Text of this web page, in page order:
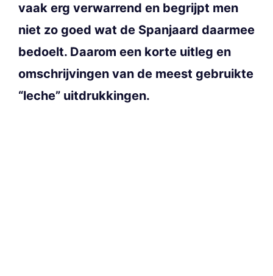
vaak erg verwarrend en begrijpt men
niet zo goed wat de Spanjaard daarmee
bedoelt. Daarom een korte uitleg en
omschrijvingen van de meest gebruikte
“leche” uitdrukkingen.